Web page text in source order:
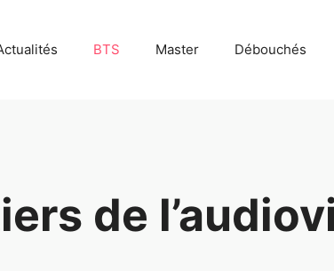
BTS Master Débouchés
de